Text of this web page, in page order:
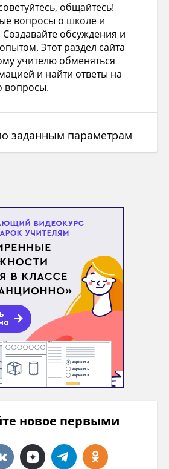
общайтесь!
вопросы о школе и
обсуждения и
Этот раздел сайта
учителю обменяться
и найти ответы на
вопросы.
заданным параметрам
новое первыми